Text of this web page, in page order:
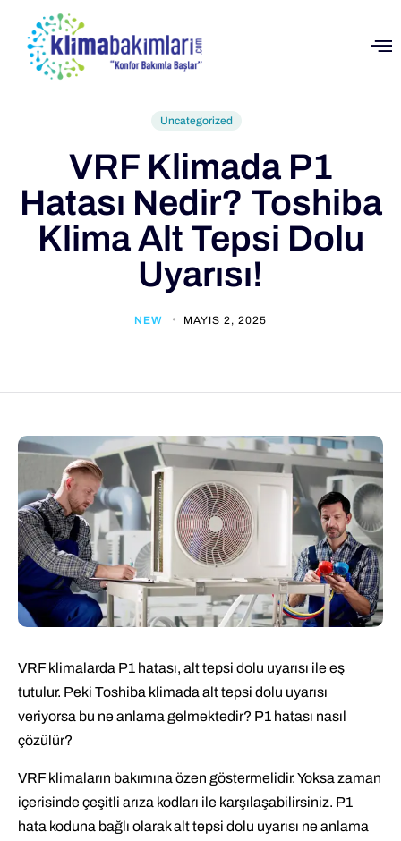
Uncategorized
VRF Klimada P1
Hatası Nedir? Toshiba
Klima Alt Tepsi Dolu
Uyarısı!
NEW MAYIS 2, 2025
VRF klimalarda P1 hatası, alt tepsi dolu uyarısı ile eş
tutulur. Peki Toshiba klimada alt tepsi dolu uyarısı
veriyorsa bu ne anlama gelmektedir? P1 hatası nasıl
çözülür?
VRF klimaların bakımına özen göstermelidir. Yoksa zaman
içerisinde çeşitli arıza kodları ile karşılaşabilirsiniz. P1
hata koduna bağlı olarak alt tepsi dolu uyarısı ne anlama